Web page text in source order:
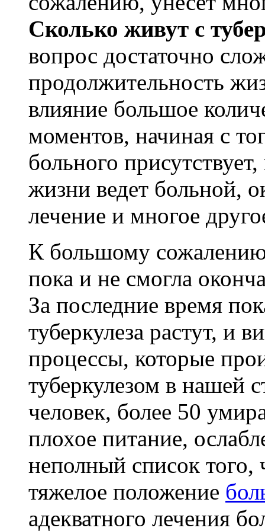
солевые отложения, болевые ощущения
и повышает гибкость суставов
Купить экстракт Маклюры
Желчь медведя настойка
применяется при диабете, болезнях
различных опухолях, болезни обмена
радикулите, подагре, ревматизме,
Купить настойку медвежьей желчи
Сколько живут с
вопрос достаточно
продолжительность
влияние большое
моментов, начиная с
больного
жизни ведет больной,
лечение и многое
К большому
пока и не смогла
За последние время
туберкулеза растут, и
процессы, которые
туберкулезом в нашей
человек, более 50
плохое питание,
неполный список того,
тяжелое положение
адекватного лечения